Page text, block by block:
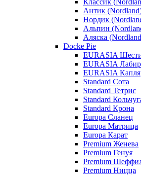
Классик
Антик
Нордик
Альпин
Аляска
Docke Pie
EURASIA
EURASIA
EURASIA Капля
Standard Сота
Standard Тетрис
Standard
Standard Крона
Europa Сланец
Europa Матрица
Europa Карат
Premium Женева
Premium Генуя
Premium
Premium Ницца